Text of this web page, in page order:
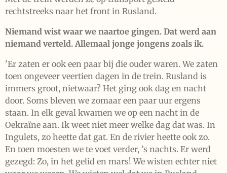
rechtstreeks naar het front in Rusland.
Niemand wist waar we naartoe gingen. Dat werd aan
niemand verteld. Allemaal jonge jongens zoals ik.
'Er zaten er ook een paar bij die ouder waren. We zaten
toen ongeveer veertien dagen in de trein. Rusland is
immers groot, nietwaar? Het ging ook dag en nacht
door. Soms bleven we zomaar een paar uur ergens
staan. In elk geval kwamen we op een nacht in de
Oekraïne aan. Ik weet niet meer welke dag dat was. In
Ingulets, zo heette dat gat. En de rivier heette ook zo.
En toen moesten we te voet verder, ’s nachts. Er werd
gezegd: Zo, in het gelid en mars! We wisten echter niet